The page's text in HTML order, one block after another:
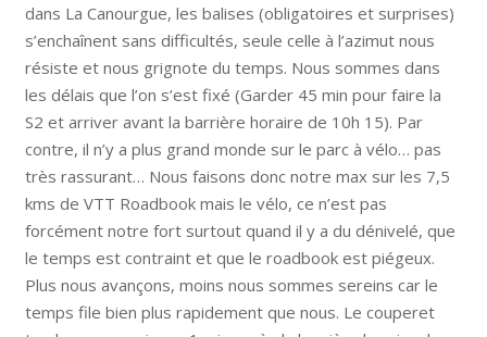
dans La Canourgue, les balises (obligatoires et surprises)
s’enchaînent sans difficultés, seule celle à l’azimut nous
résiste et nous grignote du temps. Nous sommes dans
les délais que l’on s’est fixé (Garder 45 min pour faire la
S2 et arriver avant la barrière horaire de 10h 15). Par
contre, il n’y a plus grand monde sur le parc à vélo… pas
très rassurant… Nous faisons donc notre max sur les 7,5
kms de VTT Roadbook mais le vélo, ce n’est pas
forcément notre fort surtout quand il y a du dénivelé, que
le temps est contraint et que le roadbook est piégeux.
Plus nous avançons, moins nous sommes sereins car le
temps file bien plus rapidement que nous. Le couperet